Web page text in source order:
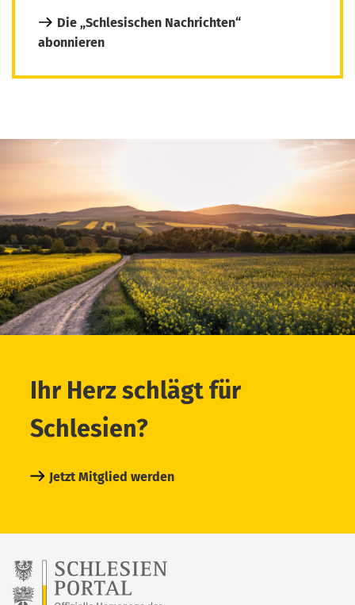
Die „Schlesischen Nachrichten“
abonnieren
Ihr Herz schlägt für
Schlesien?
Jetzt Mitglied werden